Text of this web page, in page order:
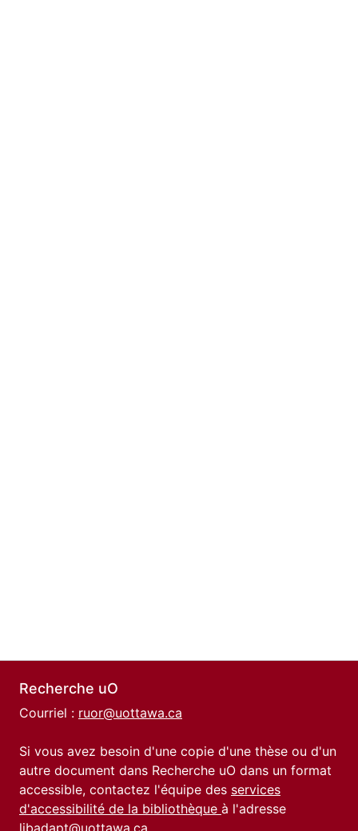
Recherche uO
Courriel : ruor@uottawa.ca
Si vous avez besoin d'une copie d'une thèse ou d'un
autre document dans Recherche uO dans un format
accessible, contactez l'équipe des services
d'accessibilité de la bibliothèque à l'adresse
libadapt@uottawa.ca